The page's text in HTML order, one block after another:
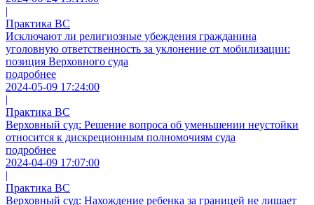
|
Практика ВС
Исключают ли религиозные убеждения гражданина
уголовную ответственность за уклонение от мобилизации:
позиция Верховного суда
подробнее
2024-05-09 17:24:00
|
Практика ВС
Верховный суд: Решение вопроса об уменьшении неустойки
относится к дискреционным полномочиям суда
подробнее
2024-04-09 17:07:00
|
Практика ВС
Верховный суд: Нахождение ребенка за границей не лишает